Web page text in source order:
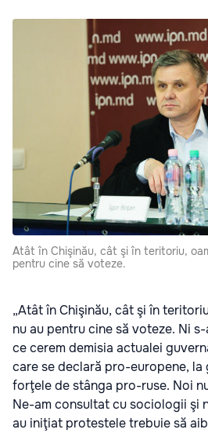
Atât în Chişinău, cât şi în teritoriu,
pentru cine să voteze.
„Atât în Chişinău, cât şi în
nu au pentru cine să voteze. Ni
ce cerem demisia actualei
care se declară pro-europene, la
forţele de stânga pro-ruse. Noi
Ne-am consultat cu sociologii şi
au iniţiat protestele trebuie să